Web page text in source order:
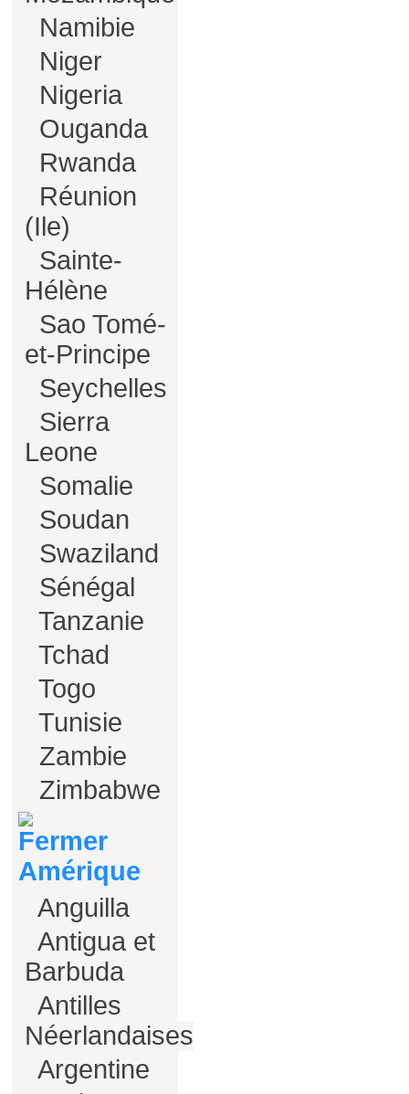
Namibie
Niger
Nigeria
Ouganda
Rwanda
Réunion
(Ile)
Sainte-
Hélène
Sao Tomé-
et-Principe
Seychelles
Sierra
Leone
Somalie
Soudan
Swaziland
Sénégal
Tanzanie
Tchad
Togo
Tunisie
Zambie
Zimbabwe
Amérique
Anguilla
Antigua et
Barbuda
Antilles
Néerlandaises
Argentine